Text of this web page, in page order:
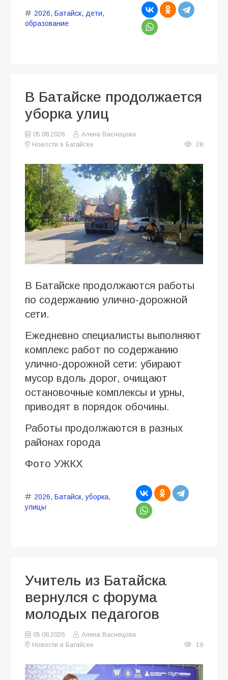
2026, Батайск, дети,
образование
В Батайске продолжается
уборка улиц
05.08.2026
Алена Васнецова
Новости в Батайске
28
В Батайске продолжаются работы
по содержанию улично-дорожной
сети.
Ежедневно специалисты выполняют
комплекс работ по содержанию
улично-дорожной сети: убирают
мусор вдоль дорог, очищают
остановочные комплексы и урны,
приводят в порядок обочины.
Работы продолжаются в разных
районах города
Фото УЖКХ
2026, Батайск,уборка,
улицы
Учитель из Батайска
вернулся с форума
молодых педагогов
05.08.2026
Алена Васнецова
Новости в Батайске
19